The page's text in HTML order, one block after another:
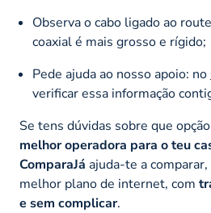
Observa o cabo ligado ao
coaxial é mais grosso e rígido;
Pede ajuda ao nosso apoio: no
verificar essa informação
Se tens dúvidas sobre que
melhor operadora para o teu
ComparaJá ajuda-te a
melhor plano de internet, com
e sem complicar.